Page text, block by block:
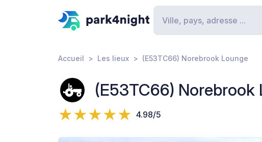
Accueil Les lieux (E53TC66) Norebrook Lounge
(E53TC66) Norebrook
4.98/5